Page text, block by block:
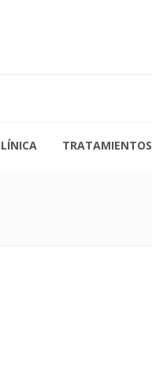
TRATAMIENTOS